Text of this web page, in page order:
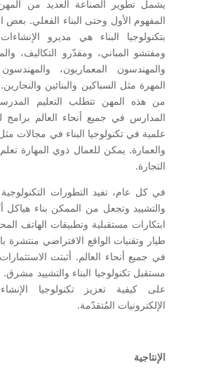
يشمل تطوير الصناعة العديد من
المفهوم الأول وحتى البناء الفعلي. بعض
بتكنولوجيا البناء هي مديرو
ومفتشو المباني، ومقدّرو التكاليف،
والمهندسون المعماريون،
المهرة مثل السباكين والبنائين
من هذه المهن تتطلب التعليم
المدارس في جميع أنحاء العالم
علمية في تكنولوجيا البناء في مجالات مثل
والعمارة. يمكن للعمال ذوي المهارة
التجارة.
في كل عام، تفيد التطورات التكنولوجية
والتشييد وتجعل من الممكن بناء هياكل
ابتكارات مستقبلية وتطبيقات الهاتف
طيار وتقنيات الواقع الافتراضي منتشرة
في جميع أنحاء العالم. أثبتت
مستقبل تكنولوجيا البناء والتشييد
على كيفية تعزيز تكنولوجيا
الإلكترونيات المُتقدّمة.
الإنتاجية